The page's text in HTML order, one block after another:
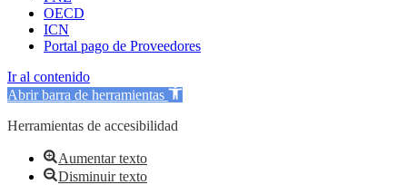
OECD
ICN
Portal pago de Proveedores
Ir al contenido
Abrir barra de herramientas
Herramientas de accesibilidad
Aumentar texto
Disminuir texto